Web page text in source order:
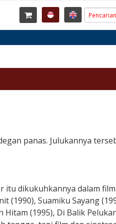
panas. Julukannya
itu dikukuhkannya dalam
(1990), Suamiku Sayang
(1995), Di Balik